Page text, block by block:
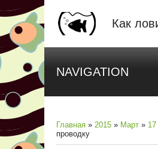
Как
NAVIGATION
Главная » 2015 » Март » 17
проводку